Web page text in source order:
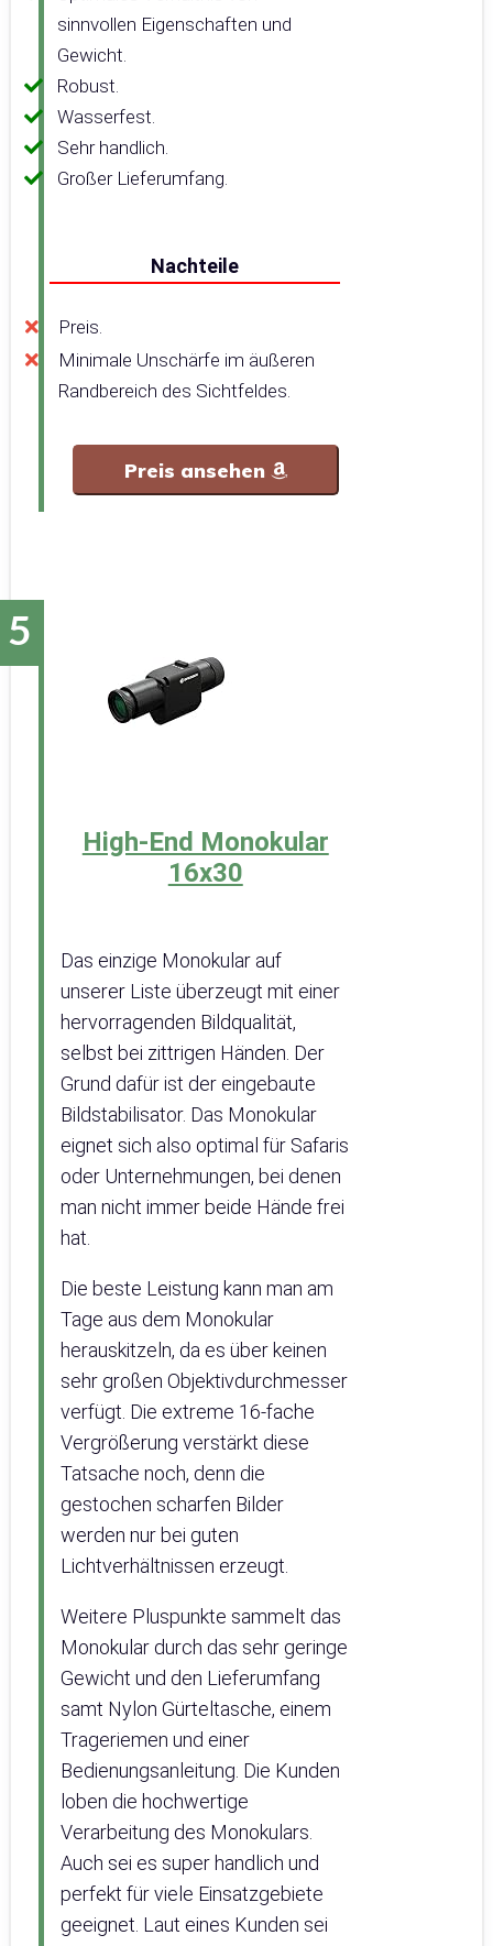
sinnvollen Eigenschaften und
Gewicht.
Robust.
Wasserfest.
Sehr handlich.
Großer Lieferumfang.
Nachteile
Preis.
Minimale Unschärfe im äußeren
Randbereich des Sichtfeldes.
Preis ansehen
High-End Monokular
16x30
Das einzige Monokular auf
unserer Liste überzeugt mit einer
hervorragenden Bildqualität,
selbst bei zittrigen Händen. Der
Grund dafür ist der eingebaute
Bildstabilisator. Das Monokular
eignet sich also optimal für Safaris
oder Unternehmungen, bei denen
man nicht immer beide Hände frei
hat.
Die beste Leistung kann man am
Tage aus dem Monokular
herauskitzeln, da es über keinen
sehr großen Objektivdurchmesser
verfügt. Die extreme 16-fache
Vergrößerung verstärkt diese
Tatsache noch, denn die
gestochen scharfen Bilder
werden nur bei guten
Lichtverhältnissen erzeugt.
Weitere Pluspunkte sammelt das
Monokular durch das sehr geringe
Gewicht und den Lieferumfang
samt Nylon Gürteltasche, einem
Trageriemen und einer
Bedienungsanleitung. Die Kunden
loben die hochwertige
Verarbeitung des Monokulars.
Auch sei es super handlich und
perfekt für viele Einsatzgebiete
geeignet. Laut eines Kunden sei